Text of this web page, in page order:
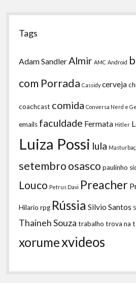
Tags
Adam Sandler Almir AMC Android
com Porrada Cassidy cerveja
coachcast comida Conversa Nerd e
emails faculdade Fermata Hitler
Luiza Possi lula
setembroosasco paulinho
Louco Petrus Davi Preacher
Hilario rpg Rússia Silvio Santos
Thaineh Souza trabalho trova na
xorumexvideos